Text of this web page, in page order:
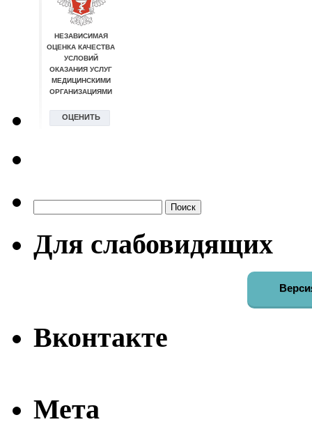
Для слабовидящих
Вконтакте
Мета